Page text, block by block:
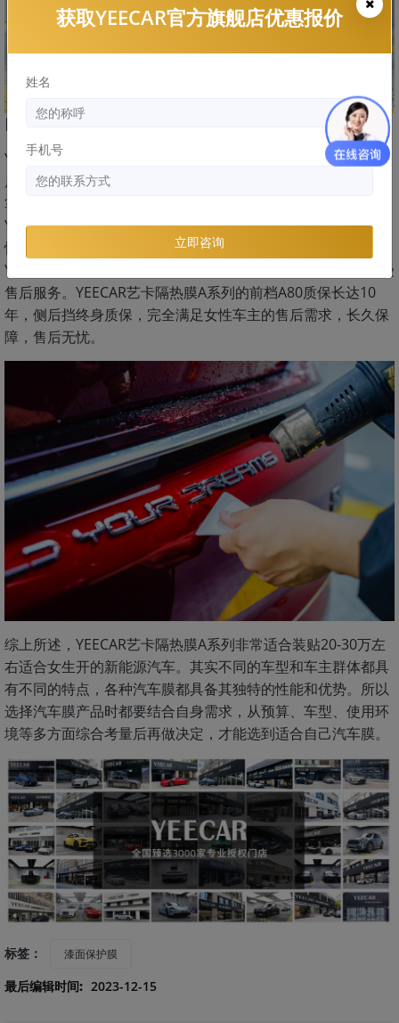
四、YEECAR艺卡隔热膜A系列施工专业，售后靠谱
YEECAR艺卡配备专业施工门店，每位技师都经过品牌方和门
店的双重考核，像微水施工、垫片裁膜等先进贴膜技术都熟练
掌握。新能源汽车拥有超大天窗，施工难度更大，选择像
YEECAR艺卡这样的专业施工门店更有保障。女生汽车贴膜最
怕的就是售后麻烦，反反复复的修补能让贴膜体验荡然无存。
YEECAR艺卡在全国拥有3000+授权门店，随时随地都可以享受
售后服务。YEECAR艺卡隔热膜A系列的前档A80质保长达10
年，侧后挡终身质保，完全满足女性车主的售后需求，长久保
障，售后无忧。
综上所述，YEECAR艺卡隔热膜A系列非常适合装贴20-30万左
右适合女生开的新能源汽车。其实不同的车型和车主群体都具
有不同的特点，各种汽车膜都具备其独特的性能和优势。所以
选择汽车膜产品时都要结合自身需求，从预算、车型、使用环
境等多方面综合考量后再做决定，才能选到适合自己汽车膜。
标签： 漆面保护膜
最后编辑时间: 2023-12-15
获取YEECAR官方旗舰店优惠报价
姓名
手机号
立即咨询